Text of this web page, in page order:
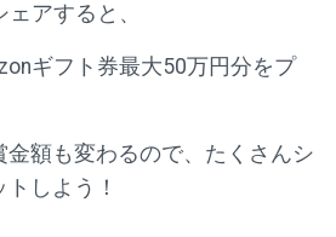
アすると、
ギフト券最大50万円分をプ
金額も変わるので、たくさんシ
しよう！